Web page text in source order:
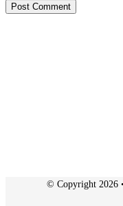
© Copyright 2026